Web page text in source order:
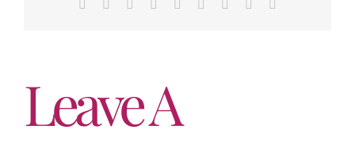
Facebook
TwitterReddit LinkedInWhatsApp
TumblrPinterest
Leave A